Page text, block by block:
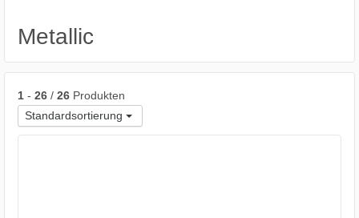
Metallic
1 - 26 / 26 Produkten
Standardsortierung